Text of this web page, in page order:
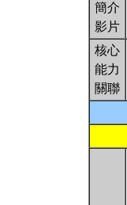
簡介
影片
核心
能力
關聯